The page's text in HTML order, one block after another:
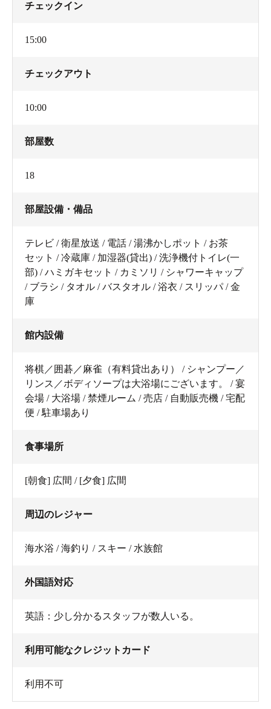
チェックイン
15:00
チェックアウト
10:00
部屋数
18
部屋設備・備品
テレビ / 衛星放送 / 電話 / 湯沸かしポット / お茶
セット / 冷蔵庫 / 加湿器(貸出) / 洗浄機付トイレ(一
部) / ハミガキセット / カミソリ / シャワーキャップ
/ ブラシ / タオル / バスタオル / 浴衣 / スリッパ / 金
庫
館内設備
将棋／囲碁／麻雀（有料貸出あり） / シャンプー／
リンス／ボディソープは大浴場にございます。 / 宴
会場 / 大浴場 / 禁煙ルーム / 売店 / 自動販売機 / 宅配
便 / 駐車場あり
食事場所
[朝食] 広間 / [夕食] 広間
周辺のレジャー
海水浴 / 海釣り / スキー / 水族館
外国語対応
英語：少し分かるスタッフが数人いる。
利用可能なクレジットカード
利用不可